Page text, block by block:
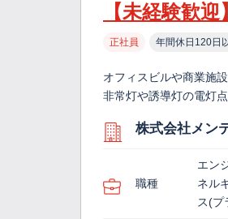
【未経験歓
正社員 年間休日120日
オフィスビルや商業施
非常灯や誘導灯の電灯
株式会社メン
職種
エン
ネル
ス(プ